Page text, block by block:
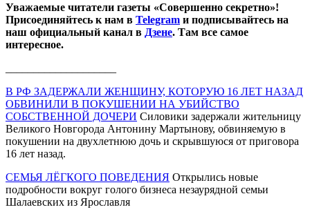
Уважаемые читатели газеты «Совершенно секретно»!
Присоединяйтесь к нам в Telegram и подписывайтесь на
наш официальный канал в Дзене. Там все самое
интересное.
В РФ ЗАДЕРЖАЛИ ЖЕНЩИНУ, КОТОРУЮ 16 ЛЕТ НАЗАД
ОБВИНИЛИ В ПОКУШЕНИИ НА УБИЙСТВО
СОБСТВЕННОЙ ДОЧЕРИ Силовики задержали жительницу
Великого Новгорода Антонину Мартынову, обвиняемую в
покушении на двухлетнюю дочь и скрывшуюся от приговора
16 лет назад.
СЕМЬЯ ЛЁГКОГО ПОВЕДЕНИЯ Открылись новые
подробности вокруг голого бизнеса незаурядной семьи
Шалаевских из Ярославля